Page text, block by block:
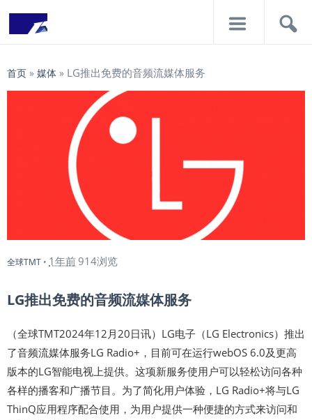
首页 » 媒体 » LG推出免费的音频流媒体服务
全球TMT • 1年前914浏览
LG推出免费的音频流媒体服务
（全球TMT2024年12月20日讯）LG电子（LG Electronics）推出
了音频流媒体服务LG Radio+，目前可在运行webOS 6.0及更高
版本的LG智能电视上提供。这项新服务使用户可以轻松访问各种
各样的播客和广播节目。为了简化用户体验，LG Radio+将与LG
ThinQ应用程序配合使用，为用户提供一种便捷的方式来访问和